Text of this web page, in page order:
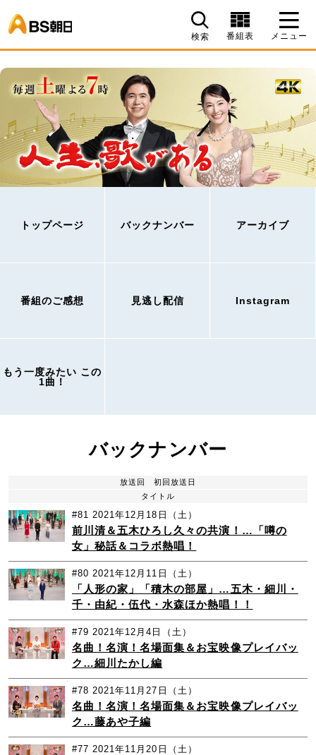
検索 番組表 メニュー
トップページ バックナンバー アーカイブ
番組のご感想 見逃し配信 Instagram
もう一度みたい この
1曲！
バックナンバー
放送回
初回放送日
タイトル
#81 2021年12月18日（土）
前川清＆五木ひろし久々の共演！…「噂の
女」秘話＆コラボ熱唱！
#80 2021年12月11日（土）
「人形の家」「積木の部屋」…五木・細川・
千・由紀・伍代・水森ほか熱唱！！
#79 2021年12月4日（土）
名曲！名演！名場面集＆お宝映像プレイバッ
ク…細川たかし編
#78 2021年11月27日（土）
名曲！名演！名場面集＆お宝映像プレイバッ
ク…藤あや子編
#77 2021年11月20日（土）